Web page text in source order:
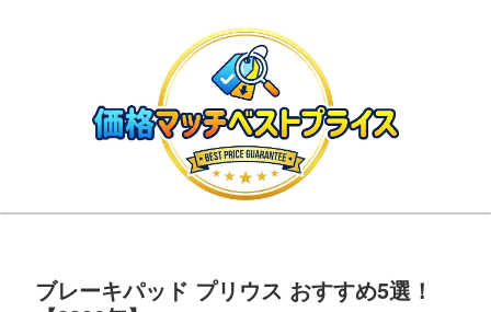
ブレーキパッド プリウス おすすめ5選！